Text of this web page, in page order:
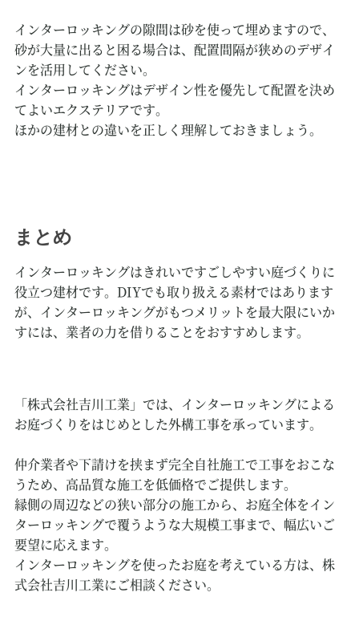
インターロッキングの隙間は砂を使って埋めますので、
砂が大量に出ると困る場合は、配置間隔が狭めのデザイ
ンを活用してください。
インターロッキングはデザイン性を優先して配置を決め
てよいエクステリアです。
ほかの建材との違いを正しく理解しておきましょう。
まとめ
インターロッキングはきれいですごしやすい庭づくりに
役立つ建材です。DIYでも取り扱える素材ではあります
が、インターロッキングがもつメリットを最大限にいか
すには、業者の力を借りることをおすすめします。
「株式会社吉川工業」では、インターロッキングによる
お庭づくりをはじめとした外構工事を承っています。
仲介業者や下請けを挟まず完全自社施工で工事をおこな
うため、高品質な施工を低価格でご提供します。
縁側の周辺などの狭い部分の施工から、お庭全体をイン
ターロッキングで覆うような大規模工事まで、幅広いご
要望に応えます。
インターロッキングを使ったお庭を考えている方は、株
式会社吉川工業にご相談ください。